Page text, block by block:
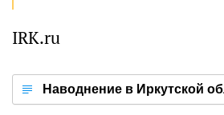
IRK.ru
Наводнение в Иркутской